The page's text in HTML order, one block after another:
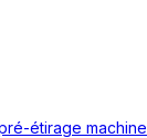
étirage machine